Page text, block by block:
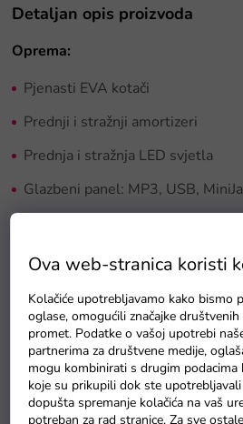
Ova web-stranica koristi
Kolačiće upotrebljavamo kako bismo
oglase, omogućili značajke
promet. Podatke o vašoj upotrebi
partnerima za društvene medije,
mogu kombinirati s drugim
koje su prikupili dok ste
dopušta spremanje kolačića na vaš
potreban za rad stranice. Za sve
Detaljan opis proizvoda
Oprema:
Pjenasti EVA kotači
Prednji i stražnji amortizeri
Prednja i stražnja LED svjetla
Glazbeni panel: MP3, USB,
Otvaranje vrata
Sjedalo od mekane eko kože
Tehnički parametri:
Snaga 2x35W
Baterija 12V 7Ah